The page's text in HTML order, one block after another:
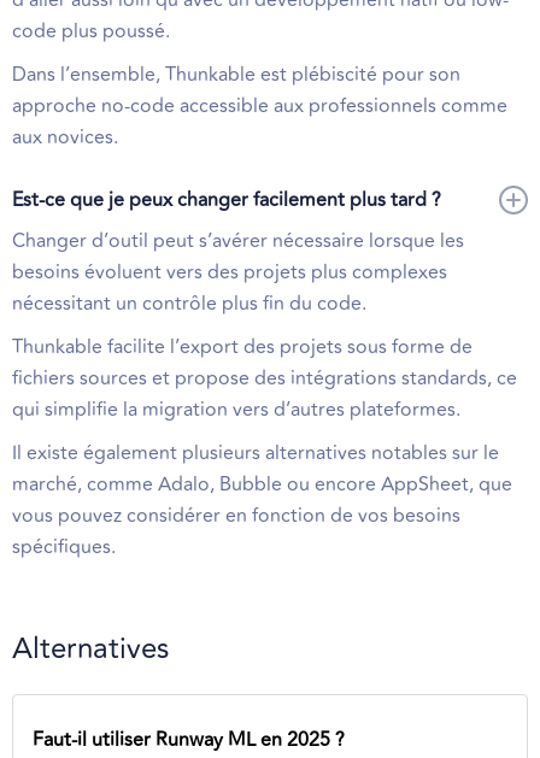
code plus poussé.
Dans l’ensemble, Thunkable est plébiscité pour son
approche no-code accessible aux professionnels comme
aux novices.
Est-ce que je peux changer facilement plus tard ?
Changer d’outil peut s’avérer nécessaire lorsque les
besoins évoluent vers des projets plus complexes
nécessitant un contrôle plus fin du code.
Thunkable facilite l’export des projets sous forme de
fichiers sources et propose des intégrations standards, ce
qui simplifie la migration vers d’autres plateformes.
Il existe également plusieurs alternatives notables sur le
marché, comme Adalo, Bubble ou encore AppSheet, que
vous pouvez considérer en fonction de vos besoins
spécifiques.
Alternatives
Faut-il utiliser Runway ML en 2025 ?